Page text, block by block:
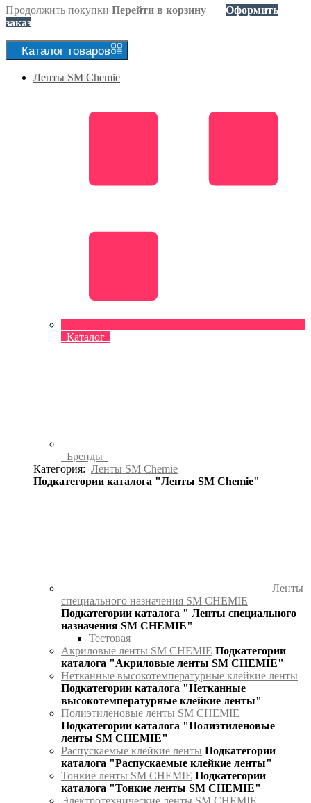
Продолжить покупки Перейти в корзину
Оформить
заказ
Каталог товаров
Ленты SM Chemie
Каталог
Бренды
Категория: Ленты SM Chemie
Подкатегории каталога "Ленты SM Chemie"
Ленты
специального назначения SM CHEMIE
Подкатегории каталога " Ленты специального
назначения SM CHEMIE"
Тестовая
Акриловые ленты SM CHEMIE Подкатегории
каталога "Акриловые ленты SM CHEMIE"
Нетканные высокотемпературные клейкие ленты
Подкатегории каталога "Нетканные
высокотемпературные клейкие ленты"
Полиэтиленовые ленты SM CHEMIE
Подкатегории каталога "Полиэтиленовые
ленты SM CHEMIE"
Распускаемые клейкие ленты Подкатегории
каталога "Распускаемые клейкие ленты"
Тонкие ленты SM CHEMIE Подкатегории
каталога "Тонкие ленты SM CHEMIE"
Электротехнические ленты SM CHEMIE